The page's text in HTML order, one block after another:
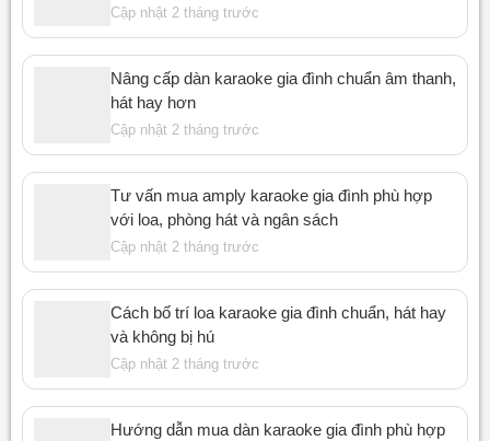
Cập nhật 2 tháng trước
Nâng cấp dàn karaoke gia đình chuẩn âm thanh,
hát hay hơn
Cập nhật 2 tháng trước
Tư vấn mua amply karaoke gia đình phù hợp
với loa, phòng hát và ngân sách
Cập nhật 2 tháng trước
Cách bố trí loa karaoke gia đình chuẩn, hát hay
và không bị hú
Cập nhật 2 tháng trước
Hướng dẫn mua dàn karaoke gia đình phù hợp